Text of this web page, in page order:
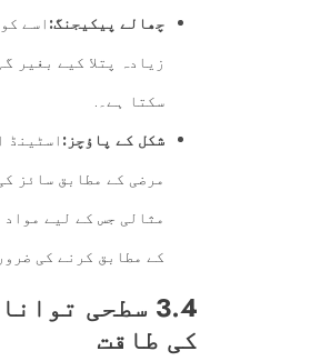
چھالے پیکیجنگ: اسے
زیادہ پتلا کیے بغیر
سکتا ہے۔.
شکل کے پاؤچز: اسٹینڈ
مرضی کے مطابق سائز
مثالی جس کے لیے
کے مطابق کرنے کی
3.4 سطحی
کی طاقت